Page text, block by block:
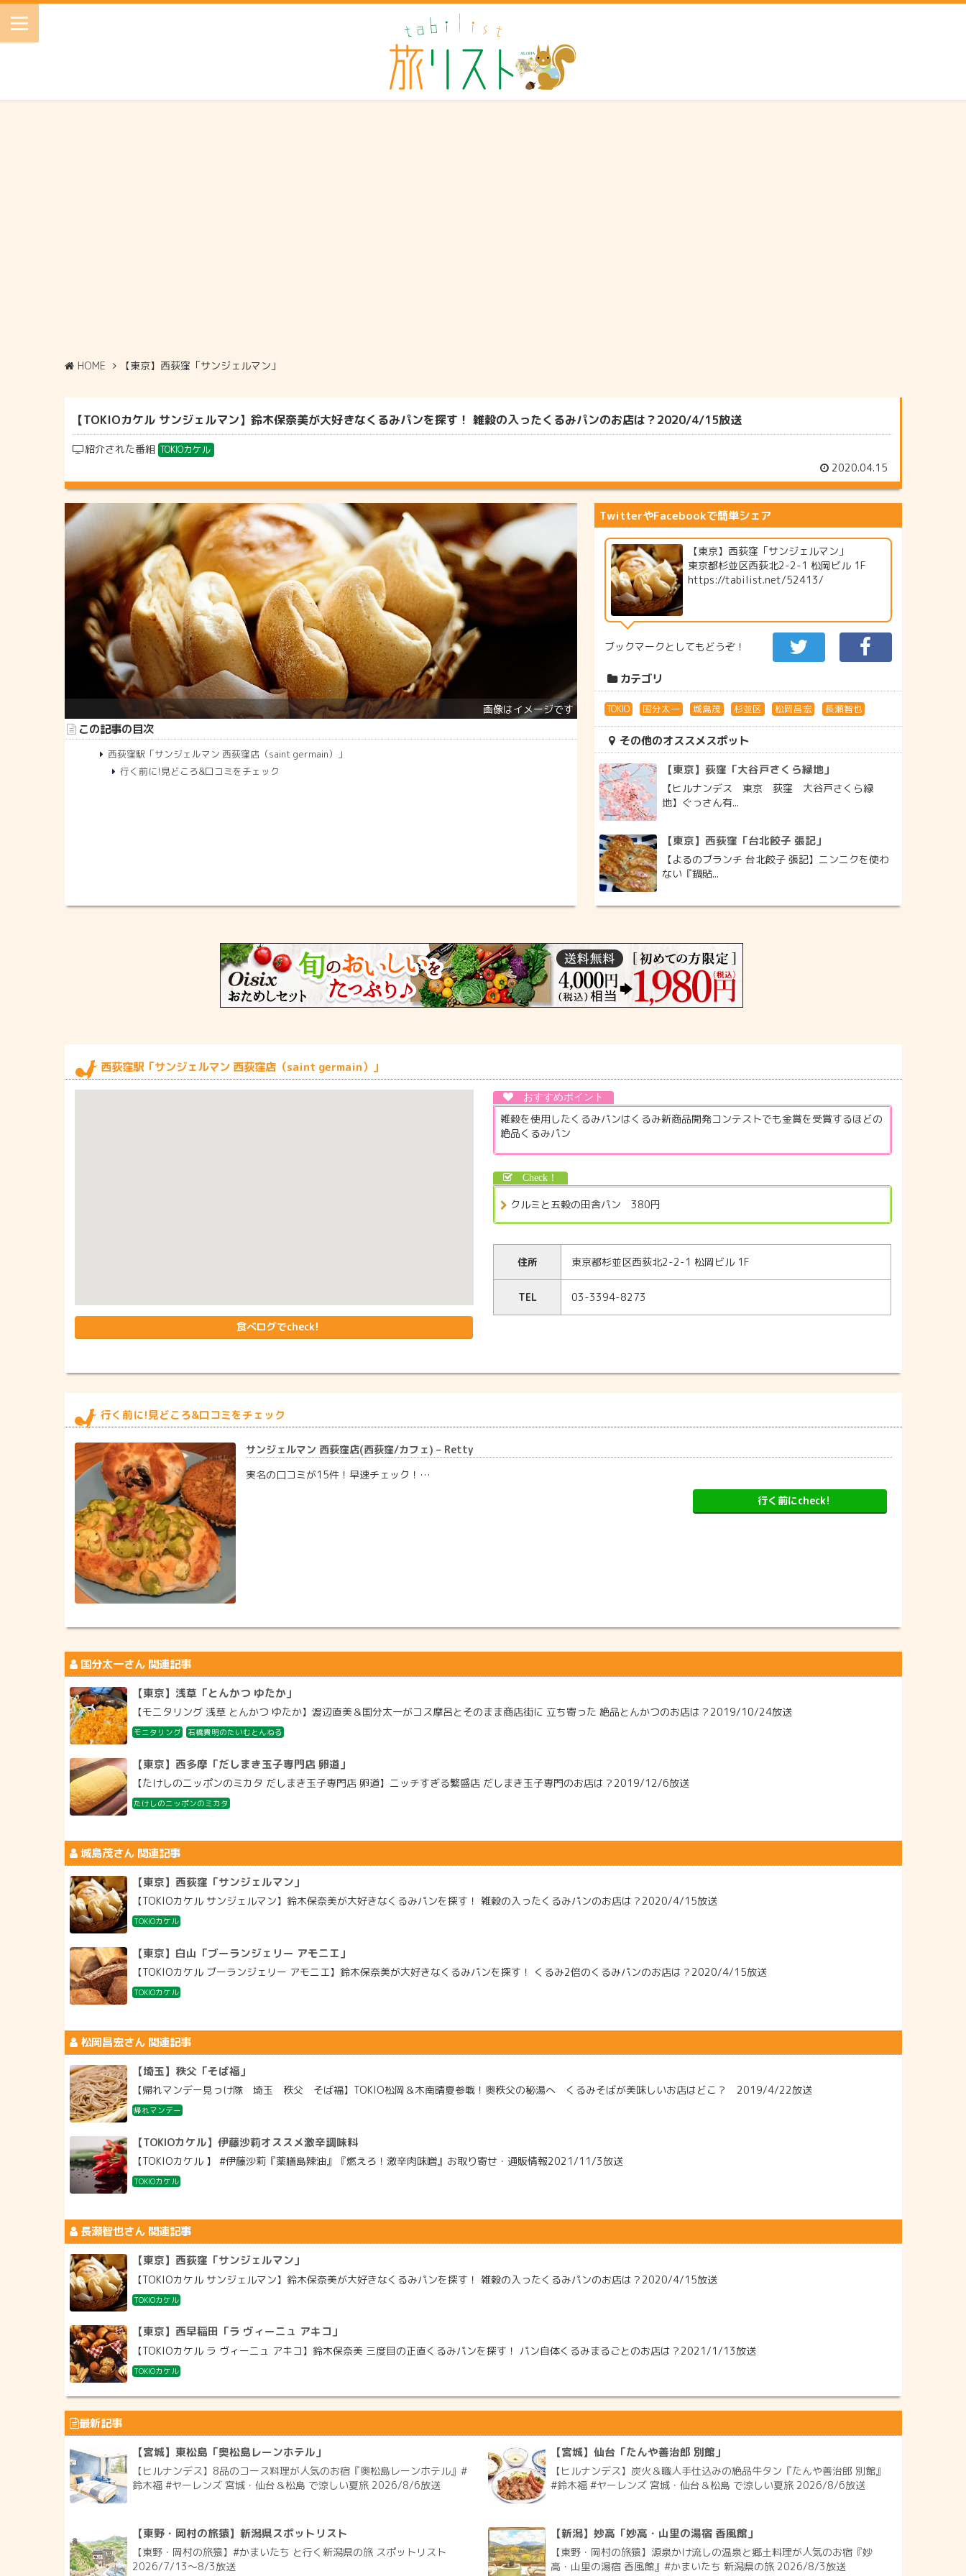
HOME 【東京】西荻窪「サンジェルマン」
【TOKIOカケル サンジェルマン】鈴木保奈美が大好きなくるみパンを探す！ 雑穀の入ったくるみパンのお店は？2020/4/15放送
紹介された番組 TOKIOカケル
2020.04.15
この記事の目次
西荻窪駅「サンジェルマン 西荻窪店（saint germain）」
行く前に!見どころ&口コミをチェック
TwitterやFacebookで簡単シェア
【東京】西荻窪「サンジェルマン」
東京都杉並区西荻北2-2-1 松岡ビル 1F
https://tabilist.net/52413/
ブックマークとしてもどうぞ！
カテゴリ
TOKIO 国分太一 城島茂 杉並区 松岡昌宏 長瀬智也
その他のオススメスポット
【東京】荻窪「大谷戸さくら緑地」
【ヒルナンデス 東京 荻窪 大谷戸さくら緑
地】ぐっさん有...
【東京】西荻窪「台北餃子 張記」
【よるのブランチ 台北餃子 張記】ニンニクを使わ
ない『鍋貼...
西荻窪駅「サンジェルマン 西荻窪店（saint germain）」
食べログでcheck!
雑穀を使用したくるみパンはくるみ新商品開発コンテストでも金賞を受賞するほどの
絶品くるみパン
クルミと五穀の田舎パン 380円
住所 東京都杉並区西荻北2-2-1 松岡ビル 1F
TEL 03-3394-8273
行く前に!見どころ&口コミをチェック
サンジェルマン 西荻窪店(西荻窪/カフェ) – Retty
実名の口コミが15件！早速チェック！…
行く前にcheck!
国分太一さん 関連記事
【東京】浅草「とんかつ ゆたか」
【モニタリング 浅草 とんかつ ゆたか】渡辺直美＆国分太一がコス摩呂とそのまま商店街に 立ち寄った 絶品とんかつのお店は？2019/10/24放送
モニタリング 石橋貴明のたいむとんねる
【東京】西多摩「だしまき玉子専門店 卵道」
【たけしのニッポンのミカタ だしまき玉子専門店 卵道】ニッチすぎる繁盛店 だしまき玉子専門のお店は？2019/12/6放送
たけしのニッポンのミカタ
城島茂さん 関連記事
【東京】西荻窪「サンジェルマン」
【TOKIOカケル サンジェルマン】鈴木保奈美が大好きなくるみパンを探す！ 雑穀の入ったくるみパンのお店は？2020/4/15放送
TOKIOカケル
【東京】白山「ブーランジェリー アモニエ」
【TOKIOカケル ブーランジェリー アモニエ】鈴木保奈美が大好きなくるみパンを探す！ くるみ2倍のくるみパンのお店は？2020/4/15放送
TOKIOカケル
松岡昌宏さん 関連記事
【埼玉】秩父「そば福」
【帰れマンデー見っけ隊 埼玉 秩父 そば福】TOKIO松岡＆木南晴夏参戦！奥秩父の秘湯へ くるみそばが美味しいお店はどこ？ 2019/4/22放送
帰れマンデー
【TOKIOカケル】伊藤沙莉オススメ激辛調味料
【TOKIOカケル 】 #伊藤沙莉『薬膳島辣油』『燃えろ！激辛肉味噌』お取り寄せ・通販情報2021/11/3放送
TOKIOカケル
長瀬智也さん 関連記事
【東京】西荻窪「サンジェルマン」
【TOKIOカケル サンジェルマン】鈴木保奈美が大好きなくるみパンを探す！ 雑穀の入ったくるみパンのお店は？2020/4/15放送
TOKIOカケル
【東京】西早稲田「ラ ヴィーニュ アキコ」
【TOKIOカケル ラ ヴィーニュ アキコ】鈴木保奈美 三度目の正直くるみパンを探す！ パン自体くるみまるごとのお店は？2021/1/13放送
TOKIOカケル
最新記事
【宮城】東松島「奥松島レーンホテル」
【ヒルナンデス】8品のコース料理が人気のお宿『奥松島レーンホテル』#
鈴木福 #ヤーレンズ 宮城・仙台＆松島 で涼しい夏旅 2026/8/6放送
【宮城】仙台「たんや善治郎 別館」
【ヒルナンデス】炭火＆職人手仕込みの絶品牛タン『たんや善治郎 別館』
#鈴木福 #ヤーレンズ 宮城・仙台＆松島 で涼しい夏旅 2026/8/6放送
【東野・岡村の旅猿】新潟県スポットリスト
【東野・岡村の旅猿】#かまいたち と行く新潟県の旅 スポットリスト
2026/7/13〜8/3放送
【新潟】妙高「妙高・山里の湯宿 香風館」
【東野・岡村の旅猿】源泉かけ流しの温泉と郷土料理が人気のお宿『妙
高・山里の湯宿 香風館』#かまいたち 新潟県の旅 2026/8/3放送